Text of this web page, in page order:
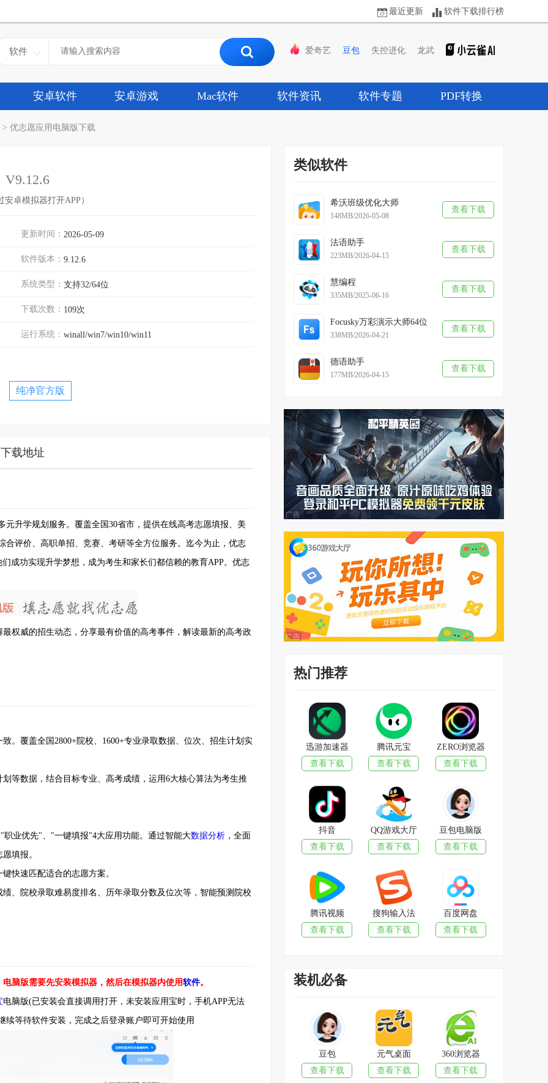
最近更新 软件下载排行榜
软件 爱奇艺 豆包 失控进化 龙武
安卓软件 安卓游戏 Mac软件 软件资讯 软件专题 PDF转换
> 优志愿应用电脑版下载
V9.12.6
卓模拟器打开APP）
更新时间： 2026-05-09
软件版本： 9.12.6
系统类型： 支持32/64位
下载次数： 109次
运行系统： winall/win7/win10/win11
纯净官方版
下载地址
元升学规划服务。覆盖全国30省市，提供在线高考志愿填报、美
合评价、高职单招、竞赛、考研等全方位服务。迄今为止，优志
成功实现升学梦想，成为考生和家长们都信赖的教育APP。优志
威的招生动态，分享最有价值的高考事件，解读最新的高考政
覆盖全国2800+院校、1600+专业录取数据、位次、招生计划实
数据，结合目标专业、高考成绩，运用6大核心算法为考生推
优先"、"一键填报"4大应用功能。通过智能大数据分析 ，全面
填报。
速匹配适合的志愿方案。
院校录取难易度排名、历年录取分数及位次等，智能预测院校
电脑版需要先安装模拟器，然后在模拟器内使用软件。
电脑版(已安装会直接调用打开，未安装应用宝时，手机APP无法
等待软件安装，完成之后登录账户即可开始使用
类似软件
希沃班级优化大师
148MB/2026-05-08
查看下载
法语助手
223MB/2026-04-15
查看下载
慧编程
335MB/2025-06-16
查看下载
Focusky万彩演示大师64位
338MB/2026-04-21
查看下载
德语助手
177MB/2026-04-15
查看下载
热门推荐
迅游加速器
查看下载
腾讯元宝
查看下载
ZERO浏览器
查看下载
抖音
查看下载
QQ游戏大厅
查看下载
豆包电脑版
查看下载
腾讯视频
查看下载
搜狗输入法
查看下载
百度网盘
查看下载
装机必备
豆包
查看下载
元气桌面
查看下载
360浏览器
查看下载